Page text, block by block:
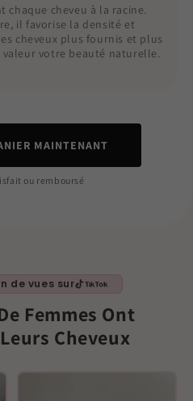
cheveu à la racine.
il favorise la densité et
cheveux plus fournis et plus
votre beauté naturelle.
MAINTENANT
ou remboursé
de vues sur
Femmes Ont
Cheveux